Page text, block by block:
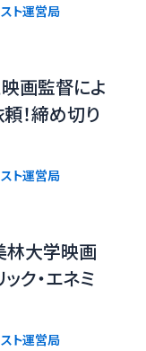
スト運営局
画監督によ
！締め切り
スト運営局
林大学映画
ク・エネミ
スト運営局